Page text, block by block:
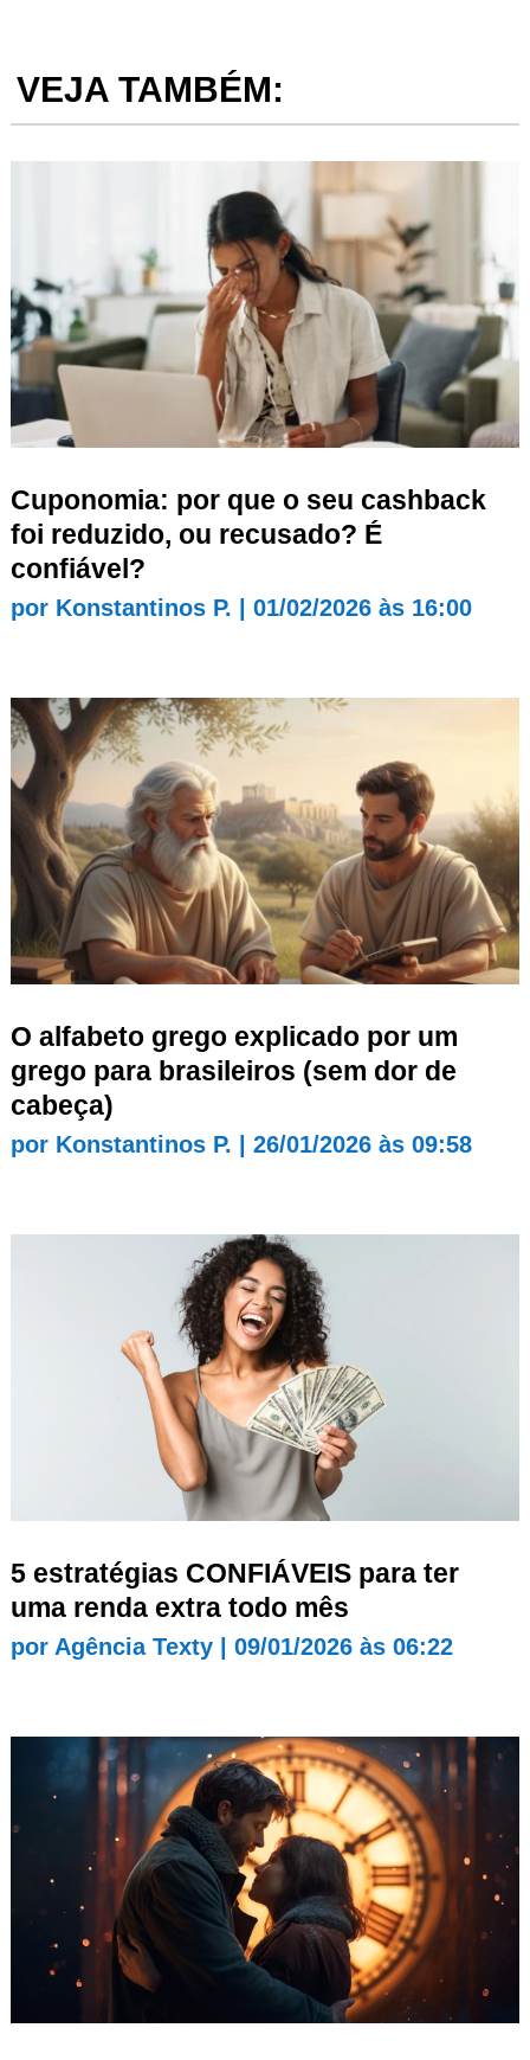
VEJA TAMBÉM:
Cuponomia: por que o seu cashback
foi reduzido, ou recusado? É
confiável?
por Konstantinos P. 01/02/2026 às 16:00
O alfabeto grego explicado por um
grego para brasileiros (sem dor de
cabeça)
por Konstantinos P. 26/01/2026 às 09:58
5 estratégias CONFIÁVEIS para ter
uma renda extra todo mês
por Agência Texty| 09/01/2026 às 06:22